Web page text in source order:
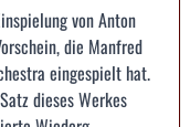
von Anton
die Manfred
eingespielt hat.
dieses Werkes